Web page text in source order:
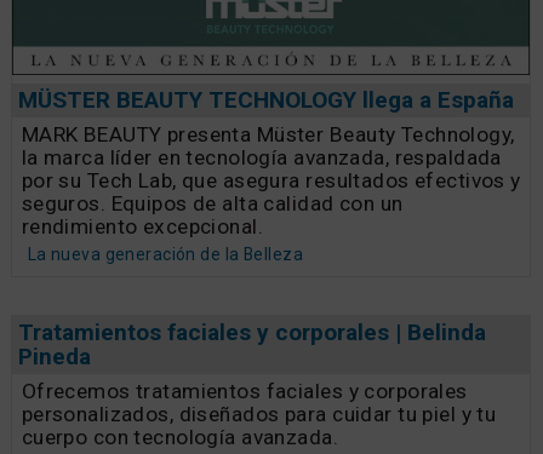
MÜSTER BEAUTY TECHNOLOGY llega a España
MARK BEAUTY presenta Müster Beauty Technology,
la marca líder en tecnología avanzada, respaldada
por su Tech Lab, que asegura resultados efectivos y
seguros. Equipos de alta calidad con un
rendimiento excepcional.
La nueva generación de la Belleza
Tratamientos faciales y corporales | Belinda
Pineda
Ofrecemos tratamientos faciales y corporales
personalizados, diseñados para cuidar tu piel y tu
cuerpo con tecnología avanzada.